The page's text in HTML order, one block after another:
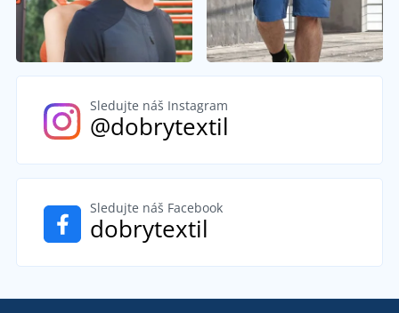
Sledujte náš Instagram
@dobrytextil
Sledujte náš Facebook
dobrytextil